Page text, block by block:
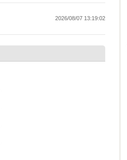
2026/08/07 13:19:02